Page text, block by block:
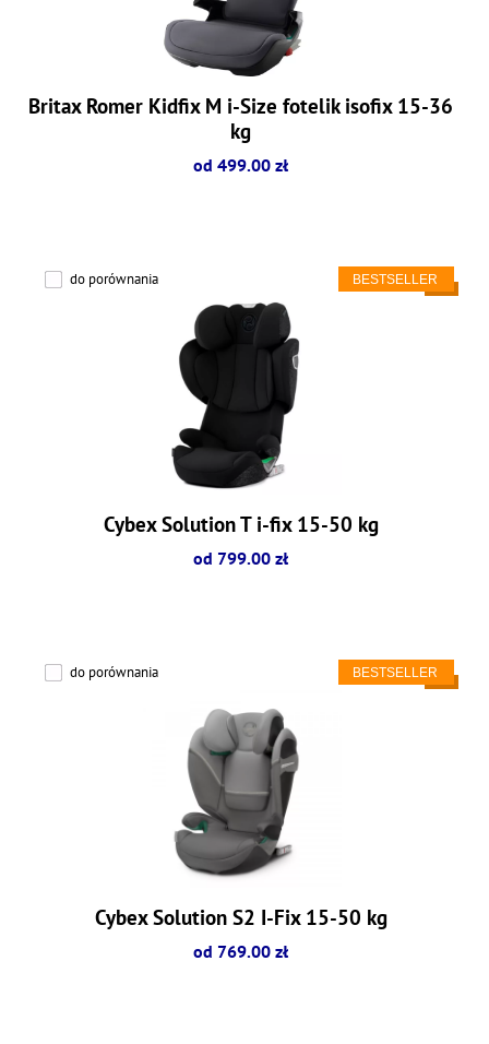
Britax Romer Kidfix M i-Size fotelik isofix 15-36
kg
od 499.00 zł
do porównania
Cybex Solution T i-fix 15-50 kg
od 799.00 zł
do porównania
Cybex Solution S2 I-Fix 15-50 kg
od 769.00 zł